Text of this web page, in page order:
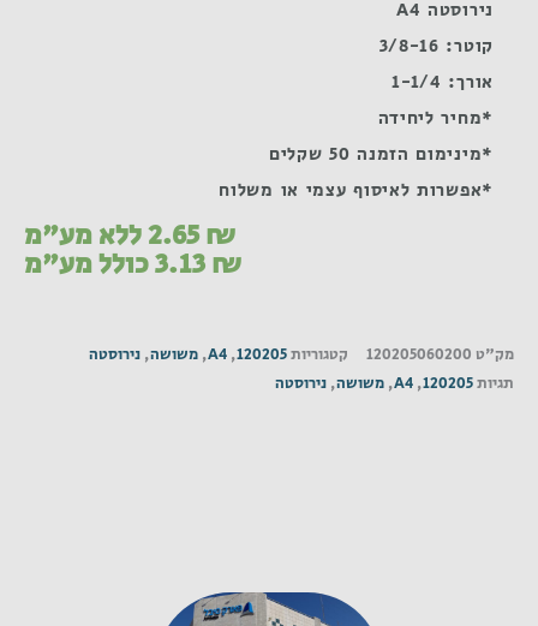
נירוסטה A4
קוטר: 3/8-16
אורך: 1-1/4
*מחיר ליחידה
*מינימום הזמנה 50 שקלים
*אפשרות לאיסוף עצמי או משלוח
2.65₪ ללא מע"מ
3.13₪ כולל מע"מ
מק"ט 120205060200 קטגוריות120205
,
A4
, משושה, נירוסטה
תגיות120205
,
A4
, משושה, נירוסטה